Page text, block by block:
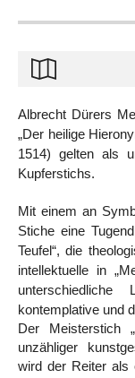
Albrecht Dürers
„Der heilige
1514) gelten als
Kupferstichs.
Mit einem an
Stiche eine
Teufel“, die
intellektuelle in
kontemplative und
Der Meisterstich
unzähliger
wird der Reiter als